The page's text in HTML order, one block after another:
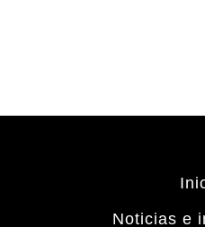
Noticias e